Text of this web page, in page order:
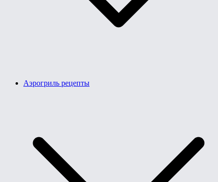
Аэрогриль рецепты